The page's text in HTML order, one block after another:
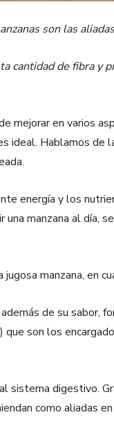
son las
cantidad de fibra y
mejorar en varios
ideal. Hablamos de
energía y los
manzana al día,
manzana, en
de su sabor,
son los
sistema digestivo.
como aliadas